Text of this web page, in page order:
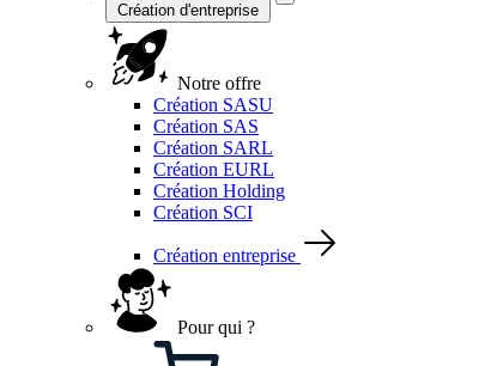
Création d'entreprise
Notre offre
Création SASU
Création SAS
Création SARL
Création EURL
Création Holding
Création SCI
Création entreprise
Pour qui ?